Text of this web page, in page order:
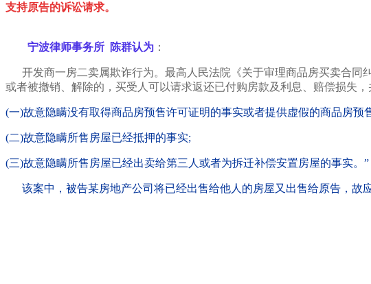
支持原告的诉讼请求。
宁波律师事务所 陈群认为 ：
开发商一房二卖属欺诈行为。最高人民法院《关于审理商品房买卖合同
或者被撤销、解除的，买受人可以请求返还已付购房款及利息、赔偿损失
(一)故意隐瞒没有取得商品房预售许可证明的事实或者提供虚假的商品房预
(二)故意隐瞒所售房屋已经抵押的事实;
(三)故意隐瞒所售房屋已经出卖给第三人或者为拆迁补偿安置房屋的事实。”
该案中，被告某房地产公司将已经出售给他人的房屋又出售给原告，故